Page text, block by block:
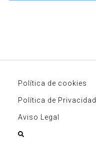
Política de cookies
Política de Privacidad
Aviso Legal